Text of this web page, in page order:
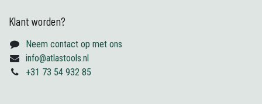
Klant worden?
Neem contact op met ons
info@atlastools.nl
+31 73 54 932 85